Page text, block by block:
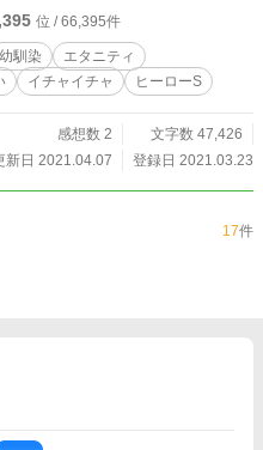
載してます。
位 / 66,395件
幼馴染
エタニティ
イチャイチャ ヒーローS
感想数 2
文字数 47,426
新日 2021.04.07
登録日 2021.03.23
17件